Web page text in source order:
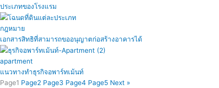
ประเภทของโรงแรม
กฎหมาย
เอกสารสิทธิที่สามารถขออนุญาตก่อสร้างอาคารได้
apartment
แนวทางทำธุรกิจอพาร์ทเม้นท์
Page1 Page2 Page3 Page4 Page5 Next »